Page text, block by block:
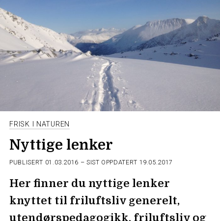
FRISK I NATUREN
Nyttige lenker
PUBLISERT 01.03.2016 – SIST OPPDATERT 19.05.2017
Her finner du nyttige lenker
knyttet til friluftsliv generelt,
utendørspedagogikk, friluftsliv og